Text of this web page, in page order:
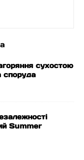
сухостою
споруда
Summer